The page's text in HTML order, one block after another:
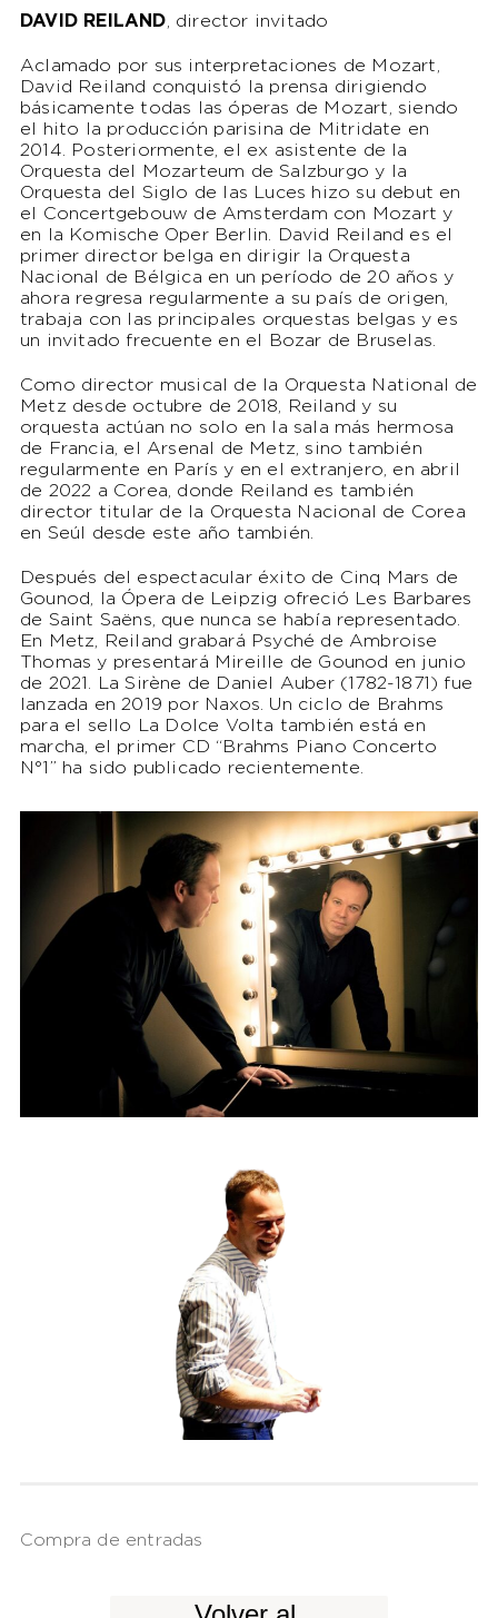
DAVID REILAND, director invitado
Aclamado por sus interpretaciones de Mozart,
David Reiland conquistó la prensa dirigiendo
básicamente todas las óperas de Mozart, siendo
el hito la producción parisina de Mitridate en
2014. Posteriormente, el ex asistente de la
Orquesta del Mozarteum de Salzburgo y la
Orquesta del Siglo de las Luces hizo su debut en
el Concertgebouw de Amsterdam con Mozart y
en la Komische Oper Berlin. David Reiland es el
primer director belga en dirigir la Orquesta
Nacional de Bélgica en un período de 20 años y
ahora regresa regularmente a su país de origen,
trabaja con las principales orquestas belgas y es
un invitado frecuente en el Bozar de Bruselas.
Como director musical de la Orquesta National de
Metz desde octubre de 2018, Reiland y su
orquesta actúan no solo en la sala más hermosa
de Francia, el Arsenal de Metz, sino también
regularmente en París y en el extranjero, en abril
de 2022 a Corea, donde Reiland es también
director titular de la Orquesta Nacional de Corea
en Seúl desde este año también.
Después del espectacular éxito de Cinq Mars de
Gounod, la Ópera de Leipzig ofreció Les Barbares
de Saint Saëns, que nunca se había representado.
En Metz, Reiland grabará Psyché de Ambroise
Thomas y presentará Mireille de Gounod en junio
de 2021. La Sirène de Daniel Auber (1782-1871) fue
lanzada en 2019 por Naxos. Un ciclo de Brahms
para el sello La Dolce Volta también está en
marcha, el primer CD “Brahms Piano Concerto
N°1” ha sido publicado recientemente.
Compra de entradas